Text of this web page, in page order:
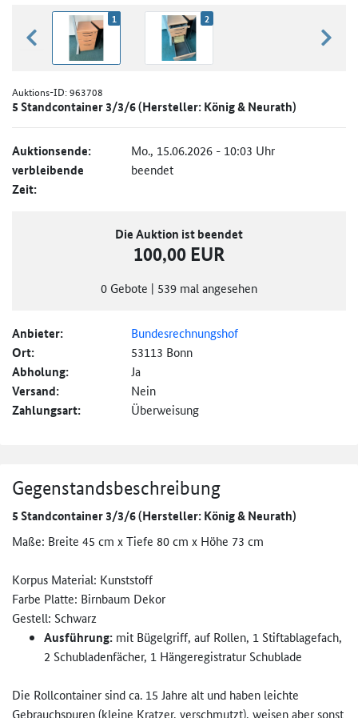
zurück blättern
1 2
Auktions-ID:963708
5 Standcontainer 3/3/6 (Hersteller: König & Neurath)
Auktionsende: Mo., 15.06.2026 - 10:03 Uhr
verbleibende
Zeit:
beendet
Die Auktion ist beendet
100,00 EUR
0 Gebote | 539 mal angesehen
Anbieter: Bundesrechnungshof
Ort: 53113 Bonn
Abholung: Ja
Versand: Nein
Zahlungsart: Überweisung
Gegenstandsbeschreibung
5 Standcontainer 3/3/6 (Hersteller: König & Neurath)
Maße: Breite 45 cm x Tiefe 80 cm x Höhe 73 cm
Korpus Material: Kunststoff
Farbe Platte: Birnbaum Dekor
Gestell: Schwarz
Ausführung: mit Bügelgriff, auf Rollen, 1 Stiftablagefach,
2 Schubladenfächer, 1 Hängeregistratur Schublade
Die Rollcontainer sind ca. 15 Jahre alt und haben leichte
Gebrauchspuren (kleine Kratzer, verschmutzt), weisen aber sonst